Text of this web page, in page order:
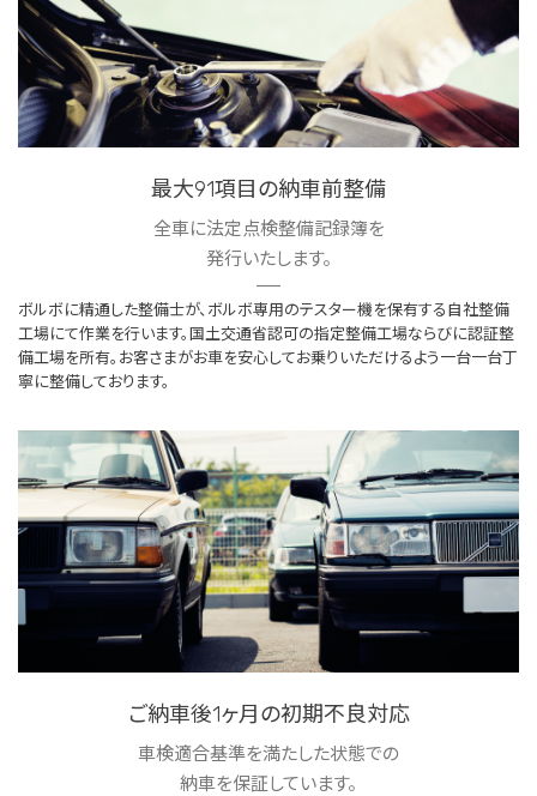
最大91項目の納車前整備
全車に法定点検整備記録簿を
発行いたします。
ボルボに精通した整備士が、ボルボ専用のテスター機を保有する自社整備
工場にて作業を行います。国土交通省認可の指定整備工場ならびに認証整
備工場を所有。お客さまがお車を安心してお乗りいただけるよう一台一台丁
寧に整備しております。
ご納車後1ヶ月の初期不良対応
車検適合基準を満たした状態での
納車を保証しています。